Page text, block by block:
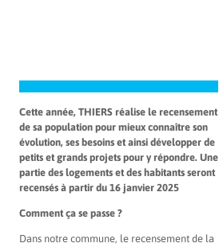
Cette année, THIERS réalise le recensement
de sa population pour mieux connaître son
évolution, ses besoins et ainsi développer de
petits et grands projets pour y répondre. Une
partie des logements et des habitants seront
recensés à partir du 16 janvier 2025
Comment ça se passe ?
Dans notre commune, le recensement de la